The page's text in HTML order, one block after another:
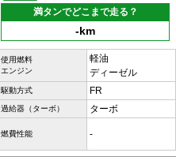
満タンでどこまで走る？
-km
使用燃料
エンジン
軽油
ディーゼル
駆動方式 FR
過給器（ターボ） ターボ
燃費性能 -